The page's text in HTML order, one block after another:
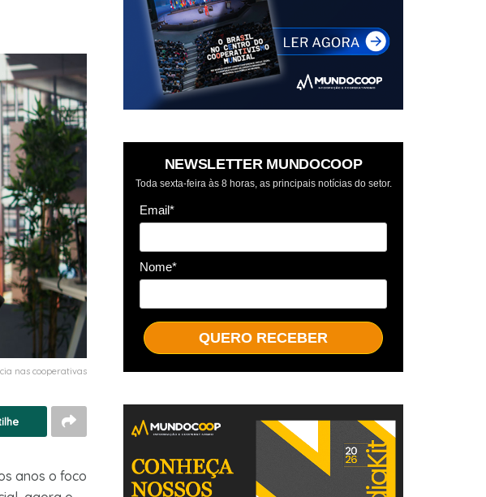
nas cooperativas
anos o foco
NEWSLETTER MUNDOCOOP
Toda sexta-feira às 8 horas, as principais notícias do setor.
Email*
Nome*
QUERO RECEBER